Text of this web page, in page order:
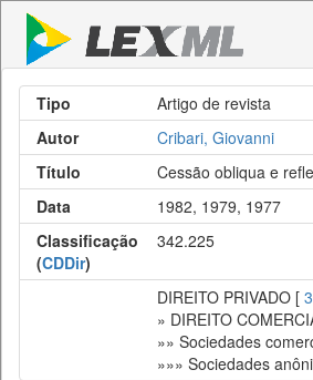
Tipo
Artigo de revista
Autor
Cribari, Giovanni
Título
Cessão obliqua e
Data
1982, 1979, 1977
Classificação
(CDDir)
342.225
DIREITO PRIVADO [
» DIREITO
»» Sociedades
»»» Sociedades